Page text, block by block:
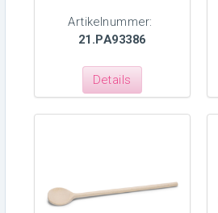
Artikelnummer:
21.PA93386
Details